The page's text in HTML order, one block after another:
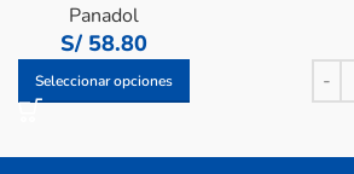
Panadol
S/ 58.80
Seleccionar opciones